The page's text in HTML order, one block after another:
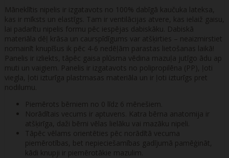
Māneklītis nipelis ir izgatavots no 100% dabīgā kaučuka lateksa,
kas ir mīksts un elastīgs. Tam ir ventilācijas atvere, kas ielaiž gaisu,
lai padarītu nipelis formu pēc iespējas dabiskāku. Dabiskā
materiāla dēļ krāsa un caurspīdīgums var atšķirties – neaizmirstiet
nomainīt knupīšus ik pēc 4-6 nedēļām parastas lietošanas laikā!
Panelis ir izliekts, tāpēc gaisa plūsma vēdina mazuļa jutīgo ādu ap
muti un vaigiem. Panelis ir izgatavots no polipropilēna (PP), ļoti
viegla, ļoti izturīga plastmasas materiāla un ir ļoti izturīgs pret
nodilumu.
Piemērots bērniem no 0 līdz 6 mēnešiem.
Norādītais vecums ir aptuvens. Katra bērna anatomija ir
atšķirīga, daži bērni vēlas lielāku vai mazāku nipeli.
Tāpēc vēlams orientēties pēc norādītā vecuma
piemērotības, bet nepieciešamības gadījumā pamēģināt,
kādi knupji ir piemērotākie mazulim.